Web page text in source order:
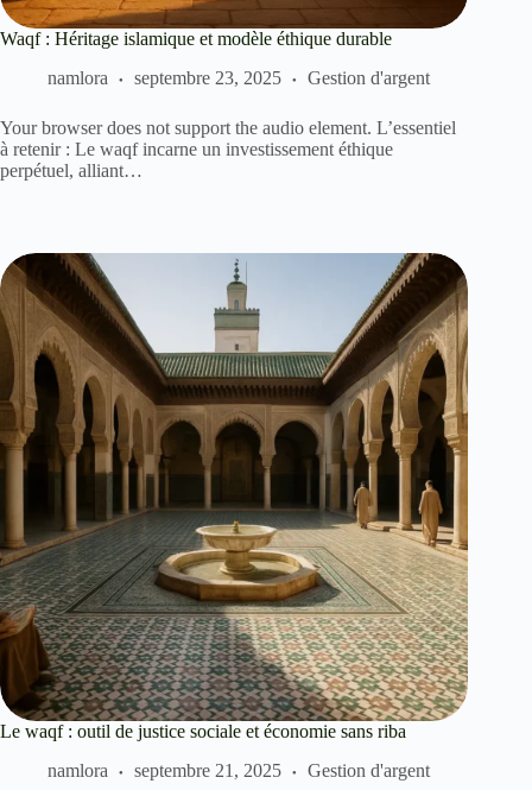
Waqf : Héritage islamique et modèle éthique durable
namlora
septembre 23, 2025 Gestion d'argent
Your browser does not support the audio element. L’essentiel
à retenir : Le waqf incarne un investissement éthique
perpétuel, alliant…
Le waqf : outil de justice sociale et économie sans riba
namlora
septembre 21, 2025 Gestion d'argent